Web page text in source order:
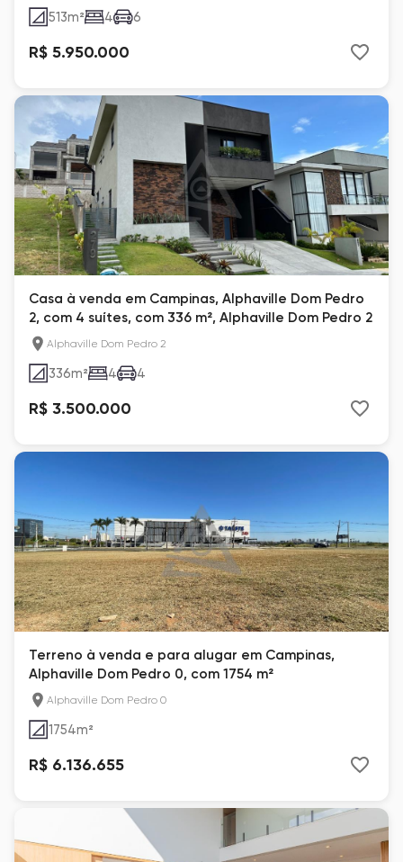
513m² 4 6
R$ 5.950.000
Casa à venda em Campinas, Alphaville Dom Pedro
2, com 4 suítes, com 336 m², Alphaville Dom Pedro 2
Alphaville Dom Pedro 2
336m² 4 4
R$ 3.500.000
Terreno à venda e para alugar em Campinas,
Alphaville Dom Pedro 0, com 1754 m²
Alphaville Dom Pedro 0
1754m²
R$ 6.136.655